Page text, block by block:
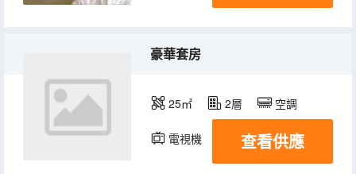
豪華套房
25㎡ 2層 空調
電視機 查看供應